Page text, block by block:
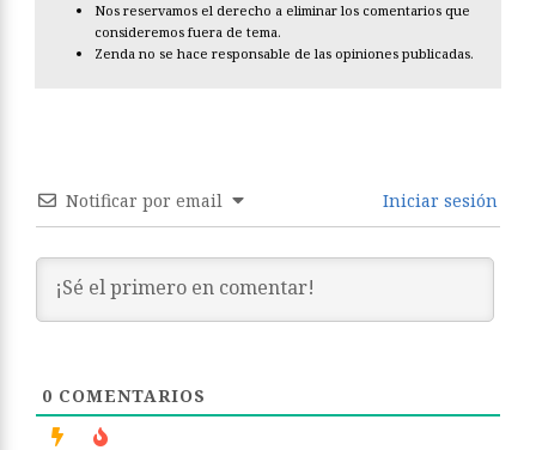
Nos reservamos el derecho a eliminar los comentarios que
consideremos fuera de tema.
Zenda no se hace responsable de las opiniones publicadas.
Notificar por email Iniciar sesión
0 COMENTARIOS